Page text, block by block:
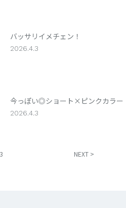
ウェブ予約
5206
約
バッサリイメチェン！
2026.4.3
今っぽい◎ショート×ピンクカラー
2026.4.3
3 NEXT >